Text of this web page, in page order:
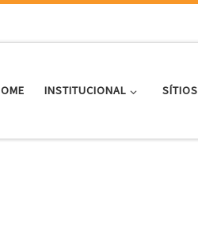
INSTITUCIONAL SÍTIOS